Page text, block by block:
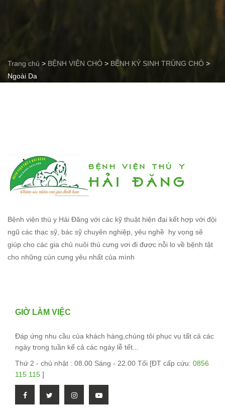
Trang chủ > BỆNH VIỆN CHÓ > BỆNH KÝ SINH TRÙNG CHÓ >
Ngoài Da
Bệnh viện thú y Hải Đăng với các kỹ thuật hiện đại kết hợp với đội
ngũ các thạc sỹ, bác sỹ chuyên nghiệp, yêu nghề hy vọng sẽ
giúp cho các gia chủ nuôi thú cưng vơi đi được nỗi lo về bệnh tật
cho những cún cưng yêu nhất của mình
GIỜ LÀM VIỆC
Đáp ứng nhu cầu của khách hàng,chúng tôi phục vụ tất cả các
ngày trong tuần kể cả các ngày lễ tết...
Thứ 2 - chủ nhật : 08.00 Sáng - 22.00 Tối [ĐT cấp cứu: 0856
115 115 ]